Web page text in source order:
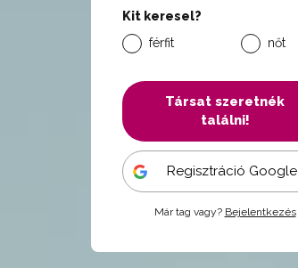
Kit keresel?
férfit
nőt
Társat szeretnék
találni!
Regisztráció Google
Már tag vagy? Bejelentkezés